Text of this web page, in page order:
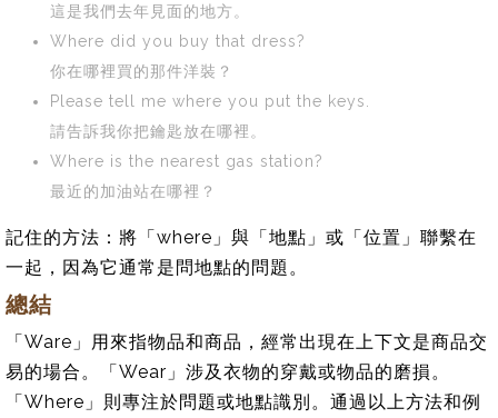
這是我們去年見面的地方。
Where did you buy that dress?
你在哪裡買的那件洋裝？
Please tell me where you put the keys.
請告訴我你把鑰匙放在哪裡。
Where is the nearest gas station?
最近的加油站在哪裡？
記住的方法：將「where」與「地點」或「位置」聯繫在
一起，因為它通常是問地點的問題。
總結
「Ware」用來指物品和商品，經常出現在上下文是商品交
易的場合。「Wear」涉及衣物的穿戴或物品的磨損。
「Where」則專注於問題或地點識別。通過以上方法和例